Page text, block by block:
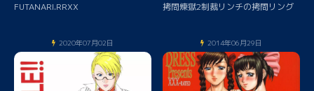
FUTANARI.RRXX 拷問煉獄2制裁リンチの拷問リング
2020年07月02日 2014年06月29日